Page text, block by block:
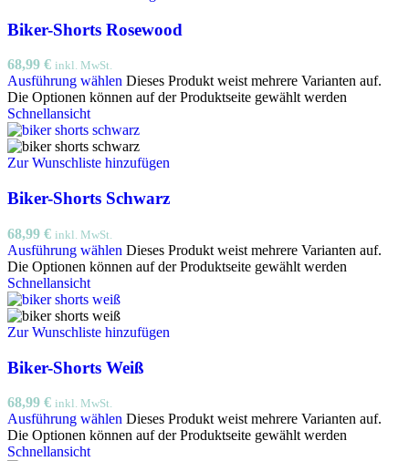
Biker-Shorts Rosewood
68,99 € inkl. MwSt.
Ausführung wählen Dieses Produkt weist mehrere Varianten auf.
Die Optionen können auf der Produktseite gewählt werden
Schnellansicht
Zur Wunschliste hinzufügen
Biker-Shorts Schwarz
68,99 € inkl. MwSt.
Ausführung wählen Dieses Produkt weist mehrere Varianten auf.
Die Optionen können auf der Produktseite gewählt werden
Schnellansicht
Zur Wunschliste hinzufügen
Biker-Shorts Weiß
68,99 € inkl. MwSt.
Ausführung wählen Dieses Produkt weist mehrere Varianten auf.
Die Optionen können auf der Produktseite gewählt werden
Schnellansicht